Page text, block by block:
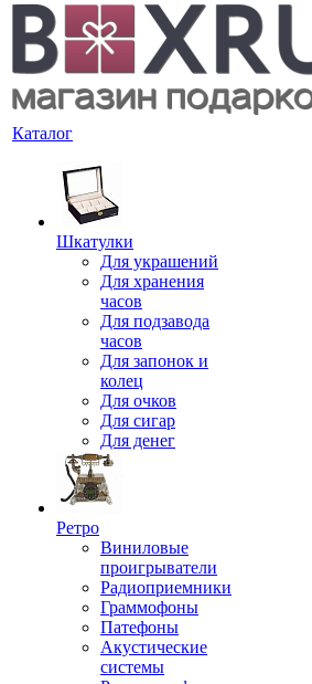
Каталог
Шкатулки
Для украшений
Для хранения
часов
Для подзавода
часов
Для запонок и
колец
Для очков
Для сигар
Для денег
Ретро
Виниловые
проигрыватели
Радиоприемники
Граммофоны
Патефоны
Акустические
системы